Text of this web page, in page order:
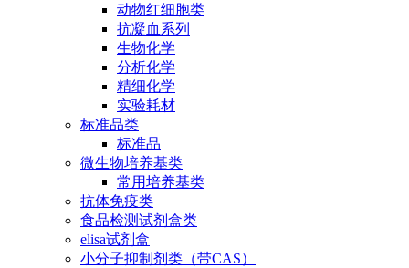
动物红细胞类
抗凝血系列
生物化学
分析化学
精细化学
实验耗材
标准品类
标准品
微生物培养基类
常用培养基类
抗体免疫类
食品检测试剂盒类
elisa试剂盒
小分子抑制剂类（带CAS）